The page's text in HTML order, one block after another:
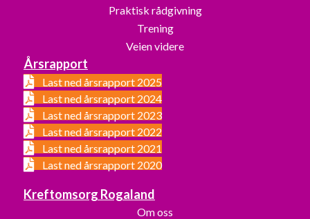
Praktisk rådgivning
Trening
Veien videre
Årsrapport
Last ned årsrapport 2025
Last ned årsrapport 2024
Last ned årsrapport 2023
Last ned årsrapport 2022
Last ned årsrapport 2021
Last ned årsrapport 2020
Kreftomsorg Rogaland
Om oss